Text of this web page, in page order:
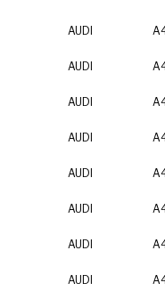
AUDI
AUDI
AUDI
AUDI
AUDI
AUDI
AUDI
AUDI